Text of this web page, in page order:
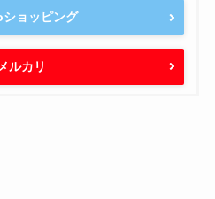
時点 Amazon調べ-